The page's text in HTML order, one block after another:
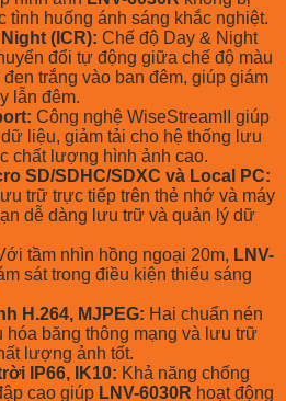
tình huống ánh sáng khắc nghiệt.
(ICR): Chế độ Day & Night
đổi tự động giữa chế độ màu
trắng vào ban đêm, giúp giám
lẫn đêm.
Công nghệ WiseStreamII giúp
liệu, giảm tải cho hệ thống lưu
chất lượng hình ảnh cao.
SD/SDHC/SDXC và Local PC:
trữ trực tiếp trên thẻ nhớ và máy
dễ dàng lưu trữ và quản lý dữ
tầm nhìn hồng ngoại 20m, LNV-
sát trong điều kiện thiếu sáng
H.264, MJPEG: Hai chuẩn nén
hóa băng thông mạng và lưu trữ
lượng ảnh tốt.
IP66, IK10: Khả năng chống
cao giúp LNV-6030R hoạt động